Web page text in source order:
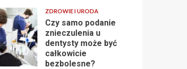
ZDROWIE I URODA
Czy samo podanie
znieczulenia u
dentysty może być
całkowicie
bezbolesne?